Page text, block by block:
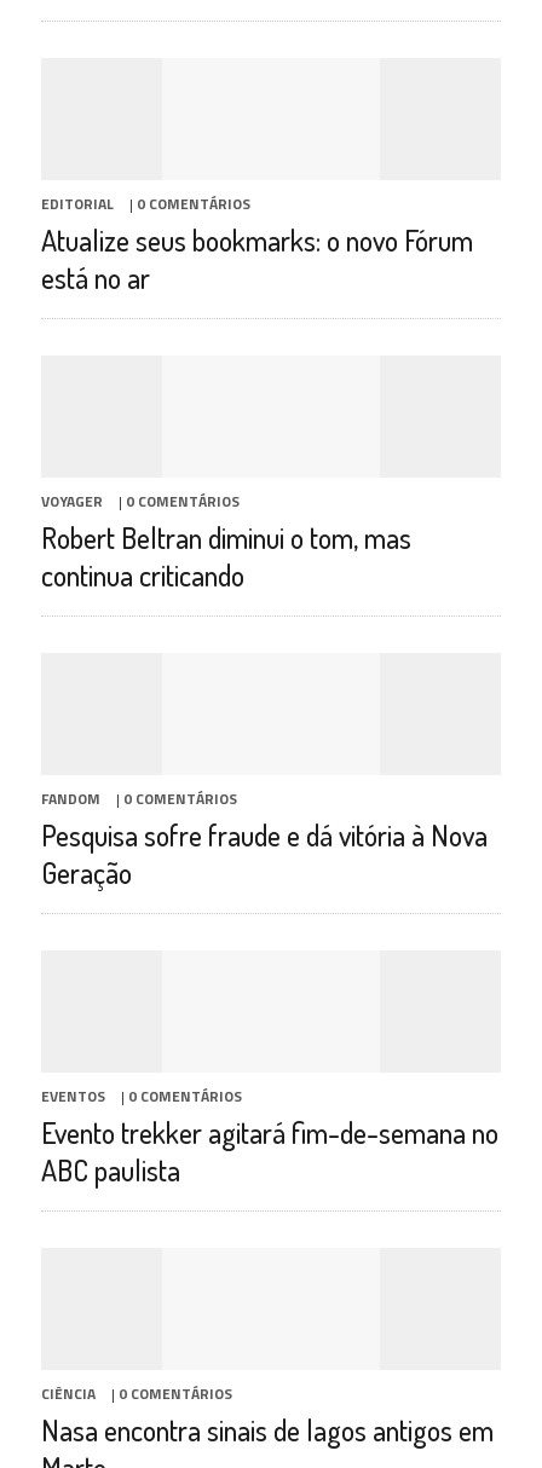
EDITORIAL | 0 COMENTÁRIOS
Atualize seus bookmarks: o novo Fórum
está no ar
VOYAGER | 0 COMENTÁRIOS
Robert Beltran diminui o tom, mas
continua criticando
FANDOM | 0 COMENTÁRIOS
Pesquisa sofre fraude e dá vitória à Nova
Geração
EVENTOS | 0 COMENTÁRIOS
Evento trekker agitará fim-de-semana no
ABC paulista
CIÊNCIA | 0 COMENTÁRIOS
Nasa encontra sinais de lagos antigos em